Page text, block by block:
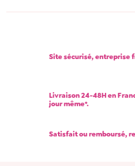
Site sécurisé, entreprise
Livraison 24-48H en
jour même*.
Satisfait ou remboursé,